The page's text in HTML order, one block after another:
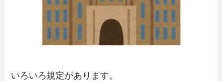
いろいろ規定があります。